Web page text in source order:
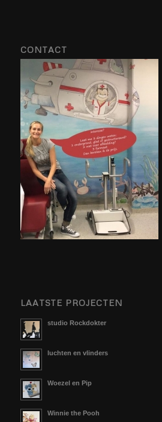
CONTACT
LAATSTE PROJECTEN
studio Rockdokter
luchten en vlinders
Woezel en Pip
Winnie the Pooh